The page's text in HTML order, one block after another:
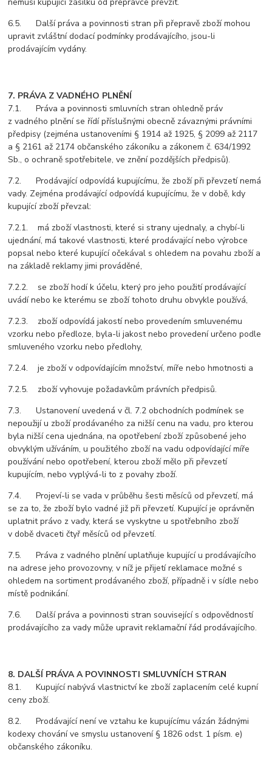
6.5. Další práva a povinnosti stran při přepravě zboží mohou
upravit zvláštní dodací podmínky prodávajícího, jsou-li
prodávajícím vydány.
7. PRÁVA Z VADNÉHO PLNĚNÍ
7.1. Práva a povinnosti smluvních stran ohledně práv
z vadného plnění se řídí příslušnými obecně závaznými právními
předpisy (zejména ustanoveními § 1914 až 1925, § 2099 až 2117
a § 2161 až 2174 občanského zákoníku a zákonem č. 634/1992
Sb., o ochraně spotřebitele, ve znění pozdějších předpisů).
7.2. Prodávající odpovídá kupujícímu, že zboží při převzetí nemá
vady. Zejména prodávající odpovídá kupujícímu, že v době, kdy
kupující zboží převzal:
7.2.1. má zboží vlastnosti, které si strany ujednaly, a chybí-li
ujednání, má takové vlastnosti, které prodávající nebo výrobce
popsal nebo které kupující očekával s ohledem na povahu zboží a
na základě reklamy jimi prováděné,
7.2.2. se zboží hodí k účelu, který pro jeho použití prodávající
uvádí nebo ke kterému se zboží tohoto druhu obvykle používá,
7.2.3. zboží odpovídá jakostí nebo provedením smluvenému
vzorku nebo předloze, byla-li jakost nebo provedení určeno podle
smluveného vzorku nebo předlohy,
7.2.4. je zboží v odpovídajícím množství, míře nebo hmotnosti a
7.2.5. zboží vyhovuje požadavkům právních předpisů.
7.3. Ustanovení uvedená v čl. 7.2 obchodních podmínek se
nepoužijí u zboží prodávaného za nižší cenu na vadu, pro kterou
byla nižší cena ujednána, na opotřebení zboží způsobené jeho
obvyklým užíváním, u použitého zboží na vadu odpovídající míře
používání nebo opotřebení, kterou zboží mělo při převzetí
kupujícím, nebo vyplývá-li to z povahy zboží.
7.4. Projeví-li se vada v průběhu šesti měsíců od převzetí, má
se za to, že zboží bylo vadné již při převzetí. Kupující je oprávněn
uplatnit právo z vady, která se vyskytne u spotřebního zboží
v době dvaceti čtyř měsíců od převzetí.
7.5. Práva z vadného plnění uplatňuje kupující u prodávajícího
na adrese jeho provozovny, v níž je přijetí reklamace možné s
ohledem na sortiment prodávaného zboží, případně i v sídle nebo
místě podnikání.
7.6. Další práva a povinnosti stran související s odpovědností
prodávajícího za vady může upravit reklamační řád prodávajícího.
8. DALŠÍ PRÁVA A POVINNOSTI SMLUVNÍCH STRAN
8.1. Kupující nabývá vlastnictví ke zboží zaplacením celé kupní
ceny zboží.
8.2. Prodávající není ve vztahu ke kupujícímu vázán žádnými
kodexy chování ve smyslu ustanovení § 1826 odst. 1 písm. e)
občanského zákoníku.